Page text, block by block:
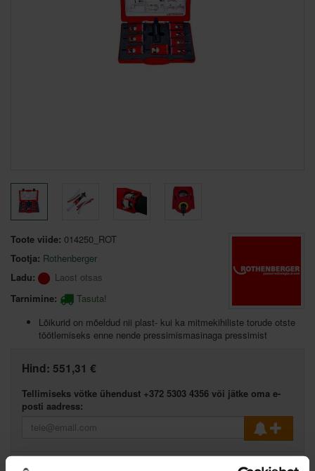
Toote viide: 014250_ROT
Tootja: Rothenberger
Ladu:
Laost otsas
Tarnimine:
Tasuta!
Lõikurid on mõeldud nii plast- kui ka mitmekihiliste torude otste
töötlemiseks enne nende pressimismasinaga pressimist
Hind: 551,31 €
Tellimiseks võtke ühendust +372 5303 4356 või jätke oma e-
posti aadress: